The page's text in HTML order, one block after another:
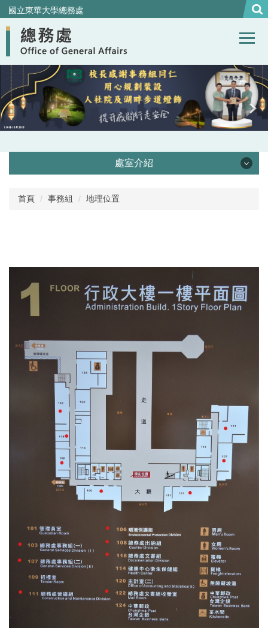
跳
到
主
內
容
區
國立東華大學總務處
處室介紹
處本部
環境保護組
出納組
文書組
校級委員會
相片集錦
總務處表單下載
首頁 事務組 地理位置